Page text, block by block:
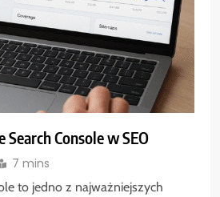
Search Console w SEO
7 mins
to jedno z najważniejszych